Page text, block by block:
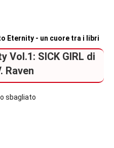
Vol.1: SICK GIRL di
Raven
sbagliato